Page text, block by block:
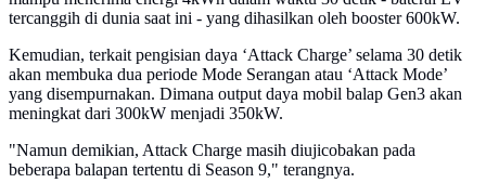
tercanggih di dunia saat ini - yang dihasilkan oleh booster 600kW.
Kemudian, terkait pengisian daya ‘Attack Charge’ selama 30 detik
akan membuka dua periode Mode Serangan atau ‘Attack Mode’
yang disempurnakan. Dimana output daya mobil balap Gen3 akan
meningkat dari 300kW menjadi 350kW.
"Namun demikian, Attack Charge masih diujicobakan pada
beberapa balapan tertentu di Season 9," terangnya.